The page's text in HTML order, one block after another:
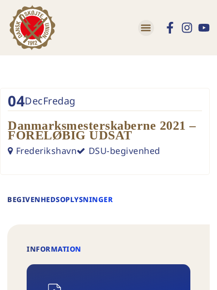
04DecFredag
Danmarksmesterskaberne 2021 –
FORELØBIG UDSAT
Frederikshavn DSU-begivenhed
BEGIVENHEDSOPLYSNINGER
INFORMATION